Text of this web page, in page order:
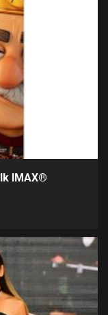
IMAX®